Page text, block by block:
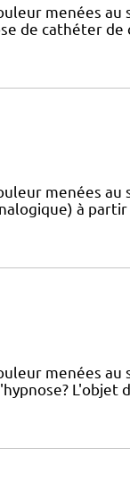
menées
de cathéter
menées
à
menées au
L'objet